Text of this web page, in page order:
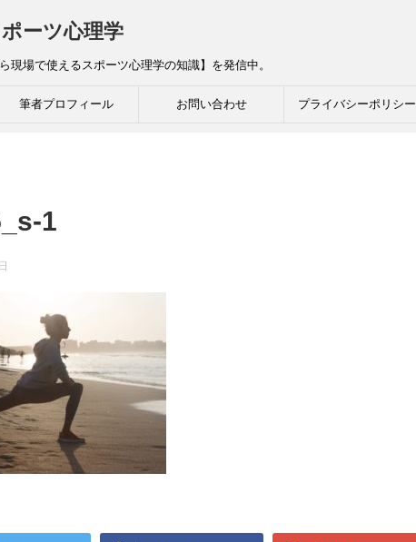
ーツ心理学
現場で使えるスポーツ心理学の知識】を発信中。
筆者プロフィール お問い合わせ プライバシーポリシー
1